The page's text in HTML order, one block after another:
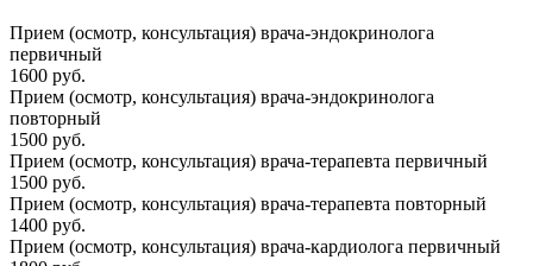
Прием (осмотр, консультация) врача-эндокринолога
первичный
1600 руб.
Прием (осмотр, консультация) врача-эндокринолога
повторный
1500 руб.
Прием (осмотр, консультация) врача-терапевта первичный
1500 руб.
Прием (осмотр, консультация) врача-терапевта повторный
1400 руб.
Прием (осмотр, консультация) врача-кардиолога первичный